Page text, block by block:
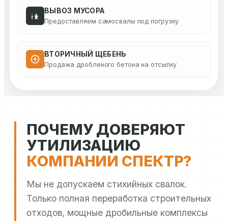
ВЫВОЗ МУСОРА
Предоставляем самосвалы под погрузку
ВТОРИЧНЫЙ ЩЕБЕНЬ
Продажа дробленого бетона на отсыпку
ПОЧЕМУ ДОВЕРЯЮТ
УТИЛИЗАЦИЮ
КОМПАНИИ СПЕКТР?
Мы не допускаем стихийных свалок.
Только полная переработка строительных
отходов, мощные дробильные комплексы